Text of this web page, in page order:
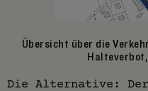
Übersicht über die
Die Alternative: